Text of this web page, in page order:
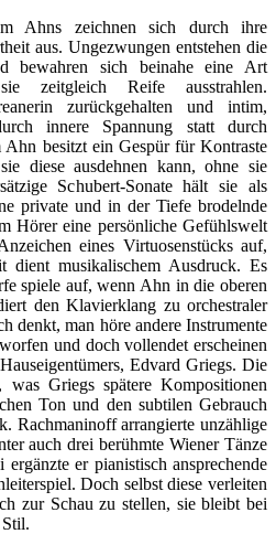
Ahns zeichnen sich durch ihre
aus. Ungezwungen entstehen die
bewahren sich beinahe eine Art
zeitgleich Reife ausstrahlen.
zurückgehalten und intim,
innere Spannung statt durch
besitzt ein Gespür für Kontraste
diese ausdehnen kann, ohne sie
Schubert-Sonate hält sie als
private und in der Tiefe brodelnde
Hörer eine persönliche Gefühlswelt
eines Virtuosenstücks auf,
dient musikalischem Ausdruck. Es
spiele auf, wenn Ahn in die oberen
den Klavierklang zu orchestraler
denkt, man höre andere Instrumente
und doch vollendet erscheinen
Edvard Griegs. Die
Griegs spätere Kompositionen
Ton und den subtilen Gebrauch
Rachmaninoff arrangierte unzählige
auch drei berühmte Wiener Tänze
er pianistisch ansprechende
Doch selbst diese verleiten
zur Schau zu stellen, sie bleibt bei